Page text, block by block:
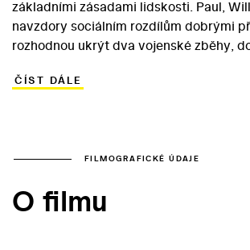
základními zásadami lidskosti. Paul,
navzdory sociálním rozdílům dobrými
rozhodnou ukrýt dva vojenské zběhy,
k vlasti. Chlapec však nakonec zjišťuje,
normalizace věnoval spíš chladně
vyniká Vladimír Dlouhý v roli zběha
ČÍST DÁLE
FILMOGRAFICKÉ ÚDAJE
O filmu